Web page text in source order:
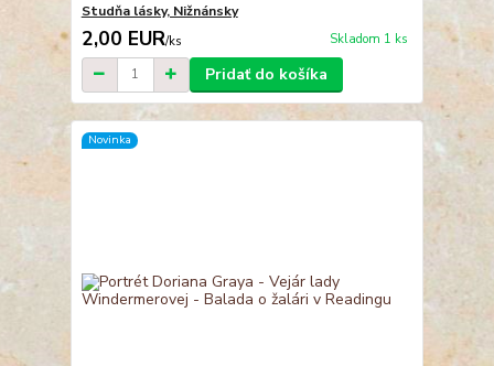
Studňa lásky, Nižnánsky
2,00 EUR/ks Skladom 1 ks
Pridať do košíka
Novinka